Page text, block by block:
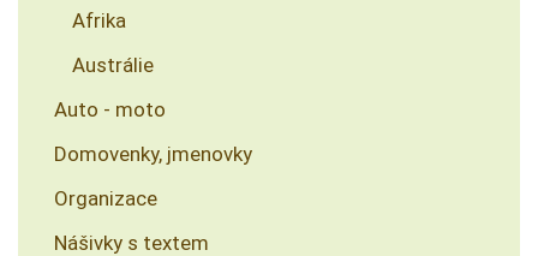
Afrika
Austrálie
Auto - moto
Domovenky, jmenovky
Organizace
Nášivky s textem